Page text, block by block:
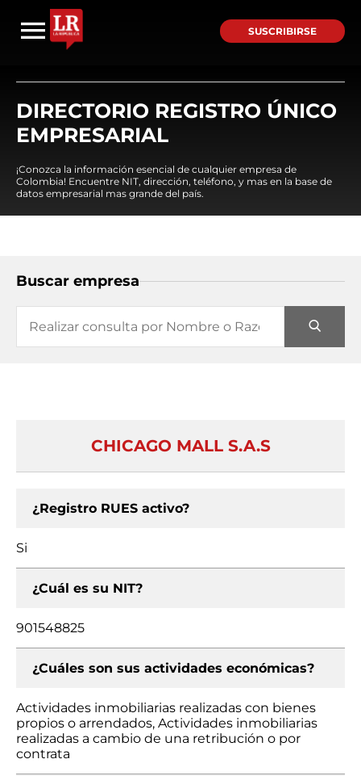
SUSCRIBIRSE
DIRECTORIO REGISTRO ÚNICO
EMPRESARIAL
¡Conozca la información esencial de cualquier empresa de
Colombia! Encuentre NIT, dirección, teléfono, y mas en la base de
datos empresarial mas grande del país.
Buscar empresa
CHICAGO MALL S.A.S
¿Registro RUES activo?
Si
¿Cuál es su NIT?
901548825
¿Cuáles son sus actividades económicas?
Actividades inmobiliarias realizadas con bienes
propios o arrendados, Actividades inmobiliarias
realizadas a cambio de una retribución o por
contrata